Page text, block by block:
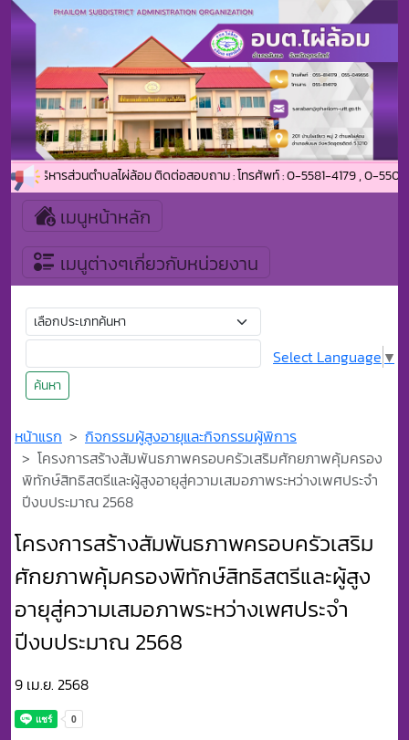
บริหารส่วนตำบลไผ่ล้อม ติดต่อสอบถาม : โทรศัพท์ : 0-5581-4179 , 0-5504-
เมนูหน้าหลัก
เมนูต่างๆเกี่ยวกับหน่วยงาน
ค้นหา
Select Language ▼
หน้าแรก
กิจกรรมผู้สูงอายุและกิจกรรมผู้พิการ
โครงการสร้างสัมพันธภาพครอบครัวเสริมศักยภาพคุ้มครอง
พิทักษ์สิทธิสตรีและผู้สูงอายุสู่ความเสมอภาพระหว่างเพศประจำ
ปีงบประมาณ 2568
โครงการสร้างสัมพันธภาพครอบครัวเสริม
ศักยภาพคุ้มครองพิทักษ์สิทธิสตรีและผู้สูง
อายุสู่ความเสมอภาพระหว่างเพศประจำ
ปีงบประมาณ 2568
9 เม.ย. 2568